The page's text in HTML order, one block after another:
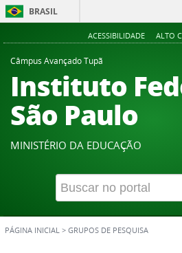
BRASIL
ACESSIBILIDADE ALTO
Câmpus Avançado Tupã
Instituto
São Paulo
MINISTÉRIO DA EDUCAÇÃO
PÁGINA INICIAL > GRUPOS DE PESQUISA